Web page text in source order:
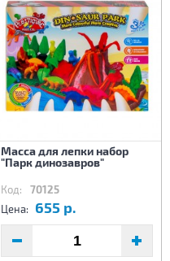
Масса для лепки набор
"Парк динозавров"
Код: 70125
Цена: 655 р.